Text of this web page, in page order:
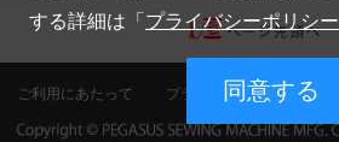
ご利用にあたって プライバシーポリシー
する詳細は「 プライバシーポリシー
同意する